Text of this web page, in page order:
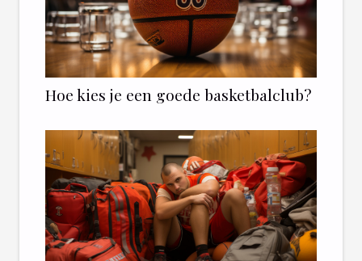
Hoe kies je een goede basketbalclub?